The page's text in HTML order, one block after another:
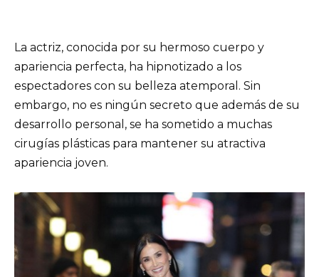
La actriz, conocida por su hermoso cuerpo y
apariencia perfecta, ha hipnotizado a los
espectadores con su belleza atemporal. Sin
embargo, no es ningún secreto que además de su
desarrollo personal, se ha sometido a muchas
cirugías plásticas para mantener su atractiva
apariencia joven.